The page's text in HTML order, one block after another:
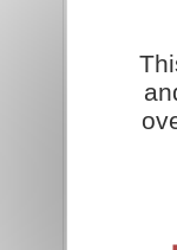
a besoin